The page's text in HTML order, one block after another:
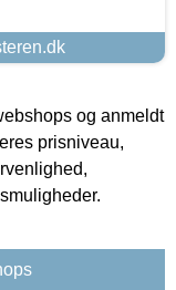
og anmeldt
prisniveau,